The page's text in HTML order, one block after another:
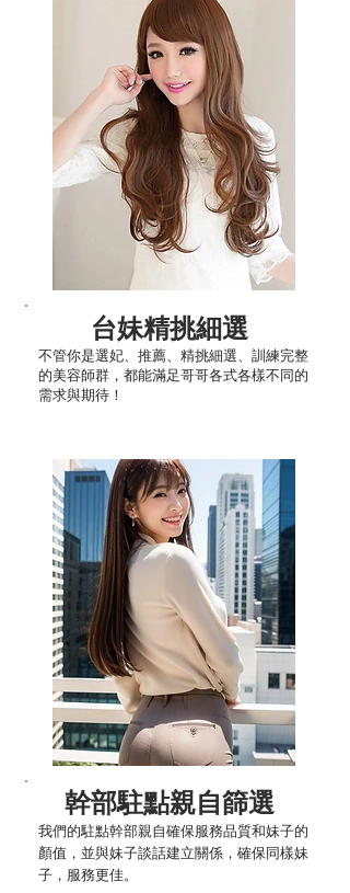
台妹精挑細選
不管你是選妃、推薦、精挑細選、訓練完整
的美容師群，都能滿足哥哥各式各樣不同的
需求與期待！
幹部駐點親自篩選
​​我們的駐點幹部親自確保服務品質和妹子的
顏值，並與妹子談話建立關係，確保同樣妹
子，服務更佳。